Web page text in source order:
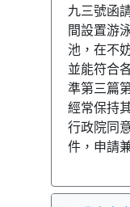
九三號函
間設置游
池，在不
並能符合
準第三篇
經常保持
行政院同
件，申請